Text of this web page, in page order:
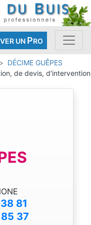
UN PRO
DÉCIME GUÊPES
de devis, d'intervention
81
37